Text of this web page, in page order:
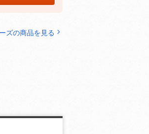
ズの商品を見る